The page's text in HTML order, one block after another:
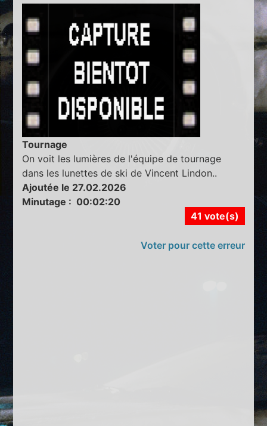
Tournage
On voit les lumières de l'équipe de tournage
dans les lunettes de ski de Vincent Lindon..
Ajoutée le 27.02.2026
Minutage : 00:02:20
41 vote(s)
Voter pour cette erreur